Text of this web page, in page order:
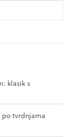
klasik s
tvrdnjama